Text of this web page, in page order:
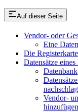
Auf dieser Seite
Vendor- oder
Eine
Die
Datensätze
Vendor-
hinzufügen